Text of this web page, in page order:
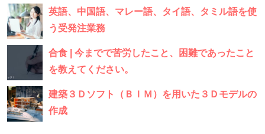
英語、中国語、マレー語、タイ語、タミル語を使
う受発注業務
合食 | 今までで苦労したこと、困難であったこと
を教えてください。
建築３Ｄソフト（ＢＩＭ）を用いた３Ｄモデルの
作成